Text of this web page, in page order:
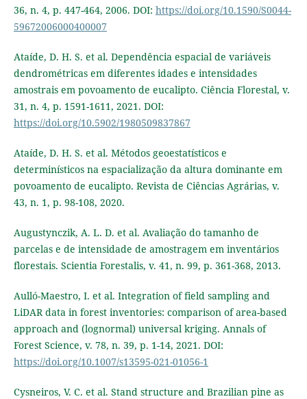
36, n. 4, p. 447-464, 2006. DOI: https://doi.org/10.1590/S0044-
59672006000400007
Ataíde, D. H. S. et al. Dependência espacial de variáveis
dendrométricas em diferentes idades e intensidades
amostrais em povoamento de eucalipto. Ciência Florestal, v.
31, n. 4, p. 1591-1611, 2021. DOI:
https://doi.org/10.5902/1980509837867
Ataíde, D. H. S. et al. Métodos geoestatísticos e
determinísticos na espacialização da altura dominante em
povoamento de eucalipto. Revista de Ciências Agrárias, v.
43, n. 1, p. 98-108, 2020.
Augustynczik, A. L. D. et al. Avaliação do tamanho de
parcelas e de intensidade de amostragem em inventários
florestais. Scientia Forestalis, v. 41, n. 99, p. 361-368, 2013.
Aulló-Maestro, I. et al. Integration of field sampling and
LiDAR data in forest inventories: comparison of area-based
approach and (lognormal) universal kriging. Annals of
Forest Science, v. 78, n. 39, p. 1-14, 2021. DOI:
https://doi.org/10.1007/s13595-021-01056-1
Cysneiros, V. C. et al. Stand structure and Brazilian pine as